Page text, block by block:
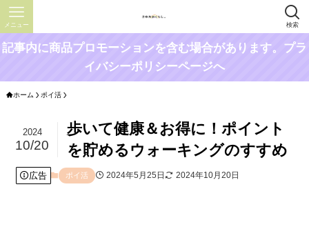
検索
メニュー
記事内に商品プロモーションを含む場合があります。プラ
イバシーポリシーページへ
ホーム ポイ活
歩いて健康＆お得に！ポイント
を貯めるウォーキングのすすめ
2024
10/20
広告 ポイ活 2024年5月25日 2024年10月20日